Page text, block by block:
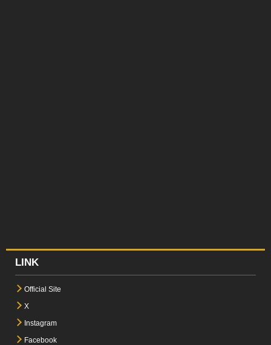
LINK
Official Site
X
Instagram
Facebook